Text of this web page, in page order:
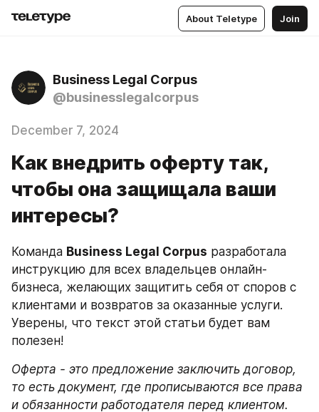
About Teletype Join
Business Legal Corpus
@businesslegalcorpus
December 7, 2024
Как внедрить оферту так,
чтобы она защищала ваши
интересы?
Команда Business Legal Corpus разработала
инструкцию для всех владельцев онлайн-
бизнеса, желающих защитить себя от споров с
клиентами и возвратов за оказанные услуги.
Уверены, что текст этой статьи будет вам
полезен!
Оферта - это предложение заключить договор,
то есть документ, где прописываются все права
и обязанности работодателя перед клиентом.